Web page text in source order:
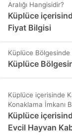
Aralığı Hangisidir?
Küplüce
Fiyat Bilgisi
Küplüce
Küplüce
Küplüce içerisinde
Konaklama İmkanı
Küplüce
Evcil Hayvan